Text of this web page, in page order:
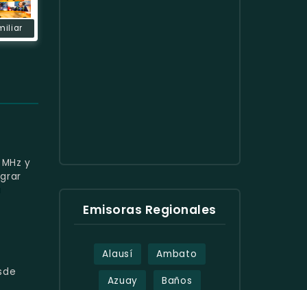
y
Emisoras Regionales
Alausí Ambato
Azuay Baños